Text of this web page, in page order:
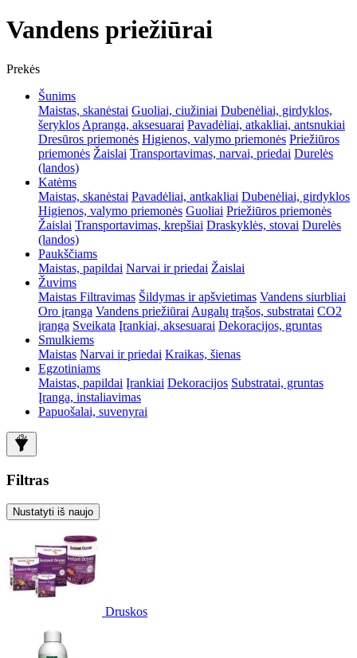
Vandens priežiūrai
Prekės
Šunims
Maistas, skanėstai Guoliai, ciužiniai Dubenėliai, girdyklos,
šeryklos Apranga, aksesuarai Pavadėliai, atkakliai, antsnukiai
Dresūros priemonės Higienos, valymo priemonės Priežiūros
priemonės Žaislai Transportavimas, narvai, priedai Durelės
(landos)
Katėms
Maistas, skanėstai Pavadėliai, antkakliai Dubenėliai, girdyklos
Higienos, valymo priemonės Guoliai Priežiūros priemonės
Žaislai Transportavimas, krepšiai Draskyklės, stovai Durelės
(landos)
Paukščiams
Maistas, papildai Narvai ir priedai Žaislai
Žuvims
Maistas Filtravimas Šildymas ir apšvietimas Vandens siurbliai
Oro įranga Vandens priežiūrai Augalų trąšos, substratai CO2
įranga Sveikata Įrankiai, aksesuarai Dekoracijos, gruntas
Smulkiems
Maistas Narvai ir priedai Kraikas, šienas
Egzotiniams
Maistas, papildai Įrankiai Dekoracijos Substratai, gruntas
Įranga, instaliavimas
Papuošalai, suvenyrai
Filtras
Nustatyti iš naujo
Druskos